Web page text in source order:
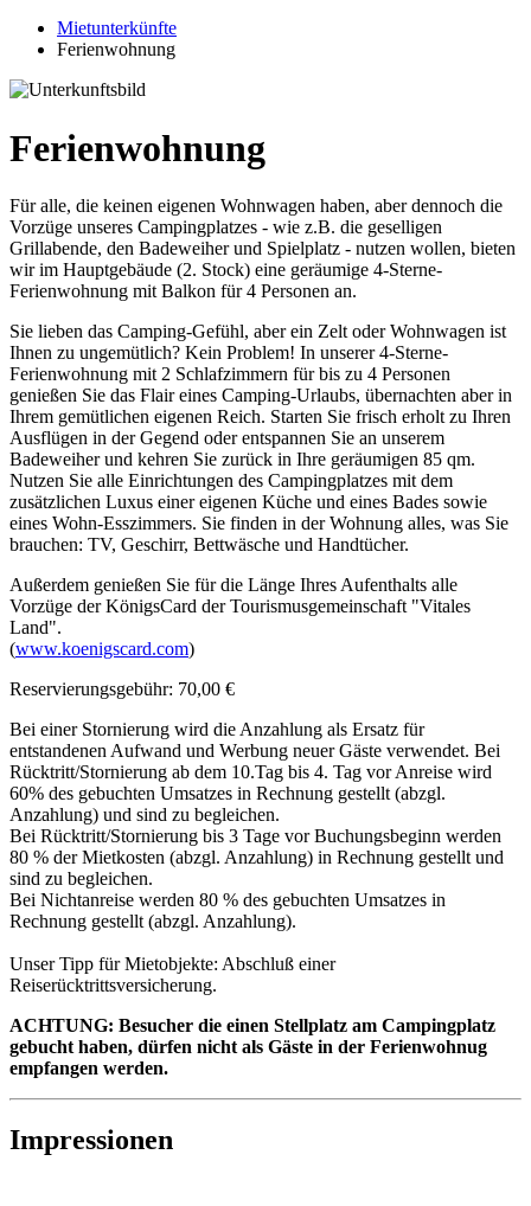
Mietunterkünfte
Ferienwohnung
Ferienwohnung
Für alle, die keinen eigenen Wohnwagen haben, aber dennoch die
Vorzüge unseres Campingplatzes - wie z.B. die geselligen
Grillabende, den Badeweiher und Spielplatz - nutzen wollen, bieten
wir im Hauptgebäude (2. Stock) eine geräumige 4-Sterne-
Ferienwohnung mit Balkon für 4 Personen an.
Sie lieben das Camping-Gefühl, aber ein Zelt oder Wohnwagen ist
Ihnen zu ungemütlich? Kein Problem! In unserer 4-Sterne-
Ferienwohnung mit 2 Schlafzimmern für bis zu 4 Personen
genießen Sie das Flair eines Camping-Urlaubs, übernachten aber in
Ihrem gemütlichen eigenen Reich. Starten Sie frisch erholt zu Ihren
Ausflügen in der Gegend oder entspannen Sie an unserem
Badeweiher und kehren Sie zurück in Ihre geräumigen 85 qm.
Nutzen Sie alle Einrichtungen des Campingplatzes mit dem
zusätzlichen Luxus einer eigenen Küche und eines Bades sowie
eines Wohn-Esszimmers. Sie finden in der Wohnung alles, was Sie
brauchen: TV, Geschirr, Bettwäsche und Handtücher.
Außerdem genießen Sie für die Länge Ihres Aufenthalts alle
Vorzüge der KönigsCard der Tourismusgemeinschaft "Vitales
Land".
(www.koenigscard.com)
Reservierungsgebühr: 70,00 €
Bei einer Stornierung wird die Anzahlung als Ersatz für
entstandenen Aufwand und Werbung neuer Gäste verwendet. Bei
Rücktritt/Stornierung ab dem 10.Tag bis 4. Tag vor Anreise wird
60% des gebuchten Umsatzes in Rechnung gestellt (abzgl.
Anzahlung) und sind zu begleichen.
Bei Rücktritt/Stornierung bis 3 Tage vor Buchungsbeginn werden
80 % der Mietkosten (abzgl. Anzahlung) in Rechnung gestellt und
sind zu begleichen.
Bei Nichtanreise werden 80 % des gebuchten Umsatzes in
Rechnung gestellt (abzgl. Anzahlung).
Unser Tipp für Mietobjekte: Abschluß einer
Reiserücktrittsversicherung.
ACHTUNG: Besucher die einen Stellplatz am Campingplatz
gebucht haben, dürfen nicht als Gäste in der Ferienwohnug
empfangen werden.
Impressionen